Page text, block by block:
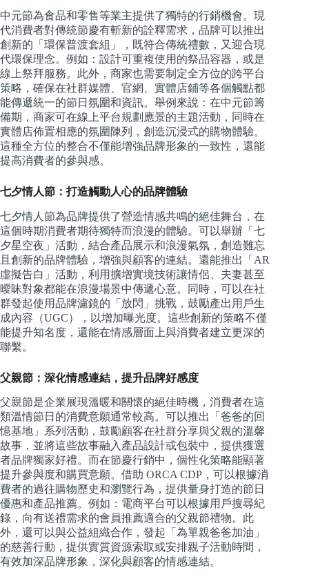
中元節為食品和零售等業主提供了獨特的行銷機會。現
代消費者對傳統節慶有斬新的詮釋需求，品牌可以推出
創新的「環保普渡套組」，既符合傳統禮數，又迎合現
代環保理念。例如：設計可重複使用的祭品容器，或是
線上祭拜服務。此外，商家也需要制定全方位的跨平台
策略，確保在社群媒體、官網、實體店鋪等各個觸點都
能傳遞統一的節日氛圍和資訊。舉例來說：在中元節籌
備期，商家可在線上平台規劃應景的主題活動，同時在
實體店佈置相應的氛圍陳列，創造沉浸式的購物體驗。
這種全方位的整合不僅能增強品牌形象的一致性，還能
提高消費者的參與感。
七夕情人節：打造觸動人心的品牌體驗
七夕情人節為品牌提供了營造情感共鳴的絕佳舞台，在
這個時期消費者期待獨特而浪漫的體驗。可以舉辦「七
夕星空夜」活動，結合產品展示和浪漫氣氛，創造難忘
且創新的品牌體驗，增強與顧客的連結。還能推出「AR
虛擬告白」活動，利用擴增實境技術讓情侶、夫妻甚至
曖昧對象都能在浪漫場景中傳遞心意。同時，可以在社
群發起使用品牌濾鏡的「放閃」挑戰，鼓勵產出用戶生
成內容（UGC），以增加曝光度。這些創新的策略不僅
能提升知名度，還能在情感層面上與消費者建立更深的
聯繫。
父親節：深化情感連結，提升品牌好感度
父親節是企業展現溫暖和關懷的絕佳時機，消費者在這
類溫情節日的消費意願通常較高。可以推出「爸爸的回
憶基地」系列活動，鼓勵顧客在社群分享與父親的溫馨
故事，並將這些故事融入產品設計或包裝中，提供獲選
者品牌獨家好禮。而在節慶行銷中，個性化策略能顯著
提升參與度和購買意願。借助 ORCA CDP，可以根據消
費者的過往購物歷史和瀏覽行為，提供量身打造的節日
優惠和產品推薦。例如：電商平台可以根據用戶搜尋紀
錄，向有送禮需求的會員推薦適合的父親節禮物。此
外，還可以與公益組織合作，發起「為單親爸爸加油」
的慈善行動，提供實質資源索取或安排親子活動時間，
有效加深品牌形象，深化與顧客的情感連結。